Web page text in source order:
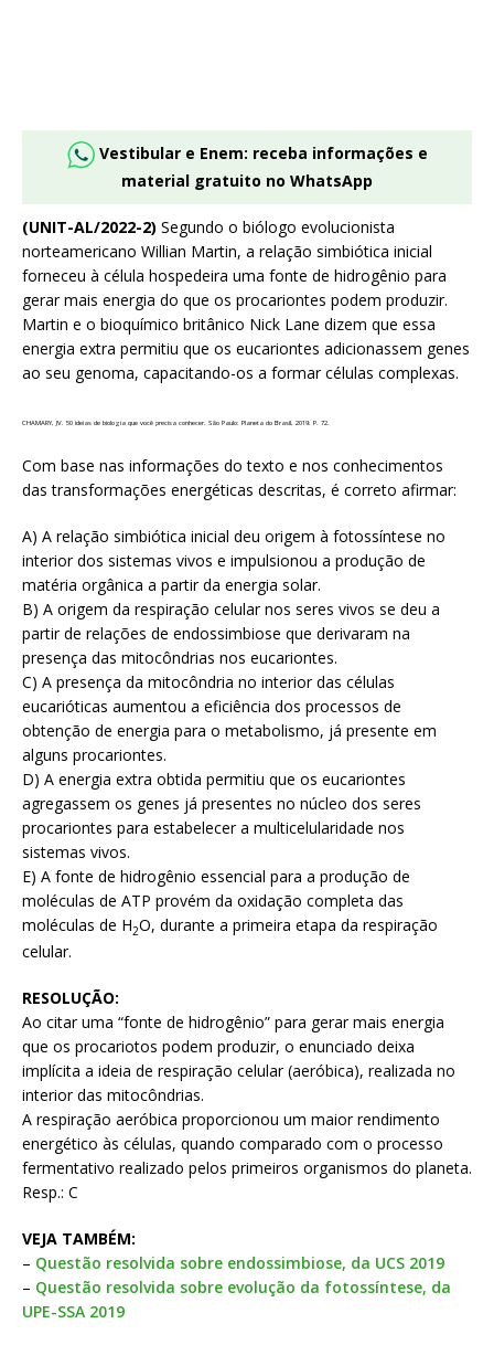
Vestibular e Enem: receba informações e
material gratuito no WhatsApp
(UNIT-AL/2022-2) Segundo o biólogo evolucionista
norteamericano Willian Martin, a relação simbiótica inicial
forneceu à célula hospedeira uma fonte de hidrogênio para
gerar mais energia do que os procariontes podem produzir.
Martin e o bioquímico britânico Nick Lane dizem que essa
energia extra permitiu que os eucariontes adicionassem genes
ao seu genoma, capacitando-os a formar células complexas.
CHAMARY, JV. 50 ideias de biologia que você precisa conhecer. São Paulo: Planeta do Brasil, 2019. P. 72.
Com base nas informações do texto e nos conhecimentos
das transformações energéticas descritas, é correto afirmar:
A) A relação simbiótica inicial deu origem à fotossíntese no
interior dos sistemas vivos e impulsionou a produção de
matéria orgânica a partir da energia solar.
B) A origem da respiração celular nos seres vivos se deu a
partir de relações de endossimbiose que derivaram na
presença das mitocôndrias nos eucariontes.
C) A presença da mitocôndria no interior das células
eucarióticas aumentou a eficiência dos processos de
obtenção de energia para o metabolismo, já presente em
alguns procariontes.
D) A energia extra obtida permitiu que os eucariontes
agregassem os genes já presentes no núcleo dos seres
procariontes para estabelecer a multicelularidade nos
sistemas vivos.
E) A fonte de hidrogênio essencial para a produção de
moléculas de ATP provém da oxidação completa das
moléculas de H2O, durante a primeira etapa da respiração
celular.
RESOLUÇÃO:
Ao citar uma “fonte de hidrogênio” para gerar mais energia
que os procariotos podem produzir, o enunciado deixa
implícita a ideia de respiração celular (aeróbica), realizada no
interior das mitocôndrias.
A respiração aeróbica proporcionou um maior rendimento
energético às células, quando comparado com o processo
fermentativo realizado pelos primeiros organismos do planeta.
Resp.: C
VEJA TAMBÉM:
– Questão resolvida sobre endossimbiose, da UCS 2019
– Questão resolvida sobre evolução da fotossíntese, da
UPE-SSA 2019